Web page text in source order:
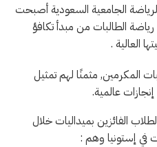
الجامعية السعودية أصبحت
الطالبات من مبدأ تكافؤ
العالية .
المكرمين, مثمنًا لهم تمثيل
عالمية.
الفائزين بميداليات خلال
في إستونيا وهم :